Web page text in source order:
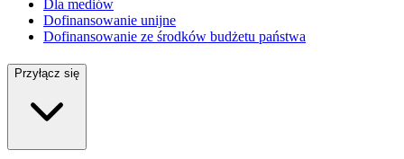
Dla mediów
Dofinansowanie unijne
Dofinansowanie ze środków budżetu państwa
Przyłącz się